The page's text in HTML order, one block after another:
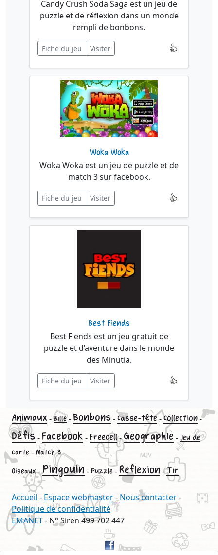
Candy Crush Soda Saga est un jeu de
puzzle et de réflexion dans un monde
rempli de bonbons.
Fiche du jeu Visiter
Woka Woka
Woka Woka est un jeu de puzzle et de
match 3 sur facebook.
Fiche du jeu Visiter
Best Fiends
Best Fiends est un jeu gratuit de
puzzle et d’aventure dans le monde
des Minutia.
Fiche du jeu Visiter
Animaux-Bille- Bonbons-Casse-tête-Collection-
Défis - Facebook -Freecell-Geographie - Jeu de
carte - Match 3
Oiseaux-Pingouin - Puzzle -Reflexion-Tir
Accueil - Espace webmaster-Nous contacter-
Politique de confidentialité
EMANET- N° Siren 499 702 447